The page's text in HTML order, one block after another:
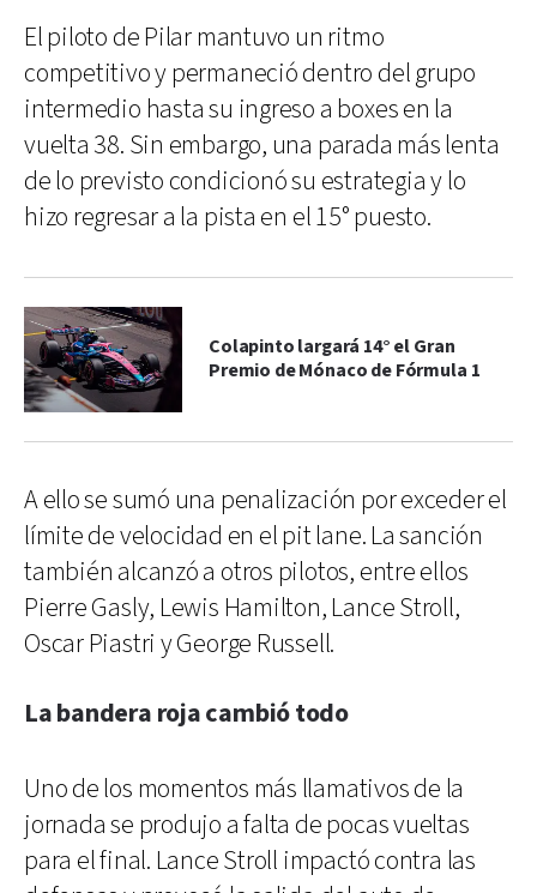
El piloto de Pilar mantuvo un ritmo
competitivo y permaneció dentro del grupo
intermedio hasta su ingreso a boxes en la
vuelta 38. Sin embargo, una parada más lenta
de lo previsto condicionó su estrategia y lo
hizo regresar a la pista en el 15° puesto.
Colapinto largará 14° el Gran
Premio de Mónaco de Fórmula 1
A ello se sumó una penalización por exceder el
límite de velocidad en el pit lane. La sanción
también alcanzó a otros pilotos, entre ellos
Pierre Gasly, Lewis Hamilton, Lance Stroll,
Oscar Piastri y George Russell.
La bandera roja cambió todo
Uno de los momentos más llamativos de la
jornada se produjo a falta de pocas vueltas
para el final. Lance Stroll impactó contra las